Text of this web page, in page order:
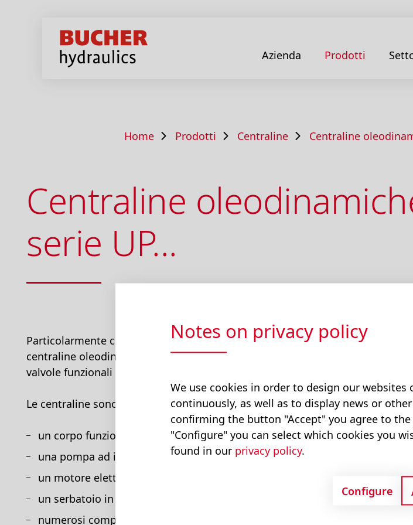
Azienda Prodotti
Home Prodotti Centraline Centraline
Centraline
serie UP...
Particolarmente curate nel progetto e rispondenti ad un'ampia gamma di
centraline oleodinamiche prodotte da Bucher Hydraulics comprendono un
valvole funzionali che ne esaltano la compattezza consentendo prestazioni di
Le centraline sono essenzialmente composte da:
un corpo funzionale con sedi per vari tipi di valvole
una pompa ad ingranaggi silenziosa ad alto rendimento
un motore elettrico a C.C. oppure a C.A.
un serbatoio in plastica, oppure in acciaio
numerosi componenti accessori sia modulari che a richiesta.
Notes on privacy policy
We use cookies in order to design our
continuously, as well as to display news or
confirming the button "Accept" you agree to
"Configure" you can select which cookies you
found in our privacy policy.
Configure